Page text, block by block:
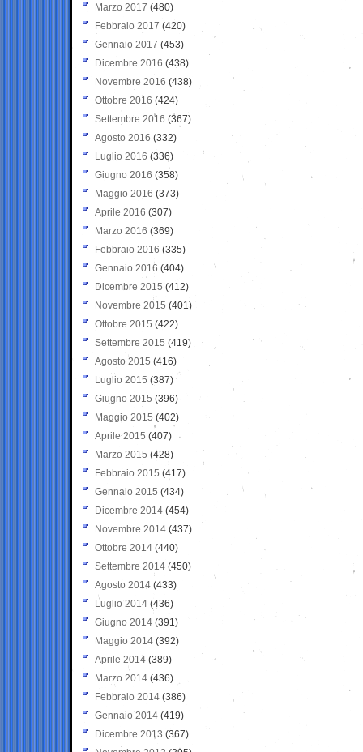
Marzo 2017 (480)
Febbraio 2017 (420)
Gennaio 2017 (453)
Dicembre 2016 (438)
Novembre 2016 (438)
Ottobre 2016 (424)
Settembre 2016 (367)
Agosto 2016 (332)
Luglio 2016 (336)
Giugno 2016 (358)
Maggio 2016 (373)
Aprile 2016 (307)
Marzo 2016 (369)
Febbraio 2016 (335)
Gennaio 2016 (404)
Dicembre 2015 (412)
Novembre 2015 (401)
Ottobre 2015 (422)
Settembre 2015 (419)
Agosto 2015 (416)
Luglio 2015 (387)
Giugno 2015 (396)
Maggio 2015 (402)
Aprile 2015 (407)
Marzo 2015 (428)
Febbraio 2015 (417)
Gennaio 2015 (434)
Dicembre 2014 (454)
Novembre 2014 (437)
Ottobre 2014 (440)
Settembre 2014 (450)
Agosto 2014 (433)
Luglio 2014 (436)
Giugno 2014 (391)
Maggio 2014 (392)
Aprile 2014 (389)
Marzo 2014 (436)
Febbraio 2014 (386)
Gennaio 2014 (419)
Dicembre 2013 (367)